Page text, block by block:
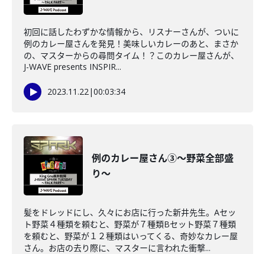
初回に話したわずかな情報から、リスナーさんが、ついに
例のカレー屋さんを発見！美味しいカレーのあと、まさか
の、マスターからの尋問タイム！？このカレー屋さんが、
J-WAVE presents INSPIR...
2023.11.22|00:03:34
例のカレー屋さん③～野菜全部盛
り～
髪をドレッドにし、久々にお店に行った新井先生。Aセッ
ト野菜４種類を頼むと、野菜が７種類Bセット野菜７種類
を頼むと、野菜が１２種類はいってくる、奇妙なカレー屋
さん。お店の去り際に、マスターに言われた衝撃...